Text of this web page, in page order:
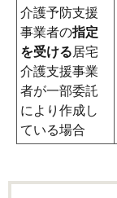
介護予防支援
事業者の指定
を受ける居宅
介護支援事業
者が一部委託
により作成し
ている場合